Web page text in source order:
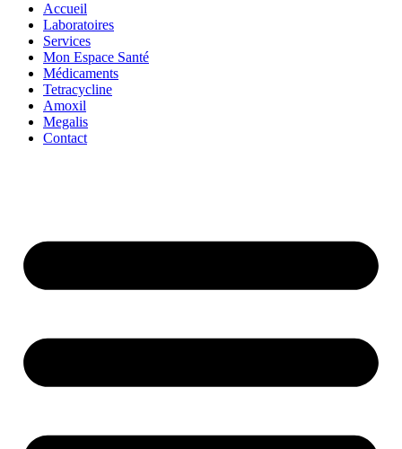
Accueil
Laboratoires
Services
Mon Espace Santé
Médicaments
Tetracycline
Amoxil
Megalis
Contact